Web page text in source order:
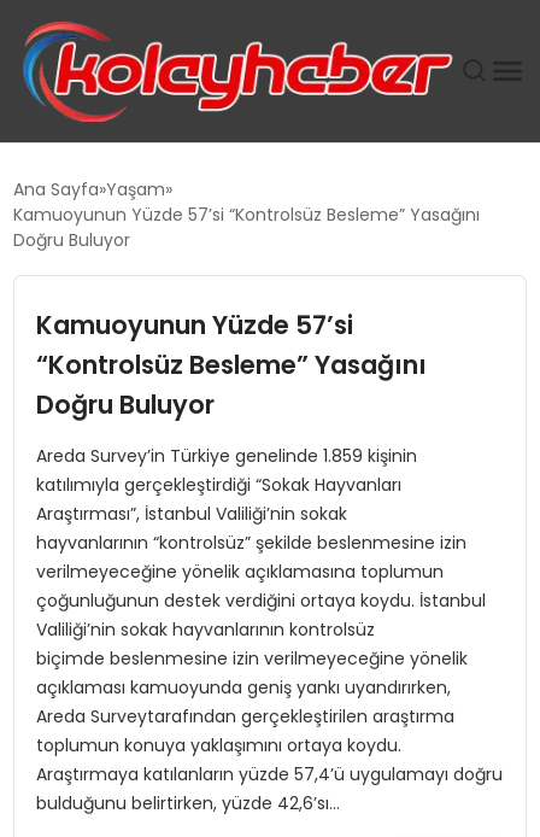
SUWEN’IN İSTIHDAM MODELI EKONOMIDE KADIN
TANYER YAPI ZEMIN MÜHENDISLIĞINDE HEDEF
BÜYÜTTÜ
TOROSLAR’DA PAZAR GERGİNLİĞİ!
Ana Sayfa Yaşam
Kamuoyunun Yüzde 57’si “Kontrolsüz Besleme” Yasağını
Doğru Buluyor
Kamuoyunun Yüzde 57’si
“Kontrolsüz Besleme” Yasağını
Doğru Buluyor
Areda Survey’in Türkiye genelinde 1.859 kişinin
katılımıyla gerçekleştirdiği “Sokak Hayvanları
Araştırması”, İstanbul Valiliği’nin sokak
hayvanlarının “kontrolsüz” şekilde beslenmesine izin
verilmeyeceğine yönelik açıklamasına toplumun
çoğunluğunun destek verdiğini ortaya koydu. İstanbul
Valiliği’nin sokak hayvanlarının kontrolsüz
biçimde beslenmesine izin verilmeyeceğine yönelik
açıklaması kamuoyunda geniş yankı uyandırırken,
Areda Surveytarafından gerçekleştirilen araştırma
toplumun konuya yaklaşımını ortaya koydu.
Araştırmaya katılanların yüzde 57,4’ü uygulamayı doğru
bulduğunu belirtirken, yüzde 42,6’sı…